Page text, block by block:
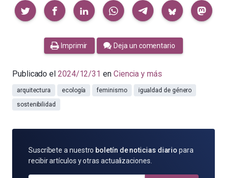
Compartir
Imprimir Deja un comentario
Publicado el 2024/12/31 en Ciencia y más
arquitectura ecología feminismo
igualdad de género
sostenibilidad
SUSCRÍBETE
POR
Suscríbete a nuestro boletín de noticias diario para
recibir artículos y otras actualizaciones.